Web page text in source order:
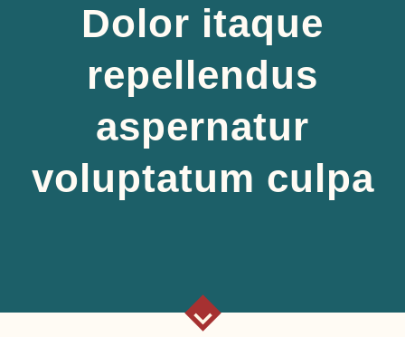
Dolor itaque
repellendus
aspernatur
voluptatum culpa